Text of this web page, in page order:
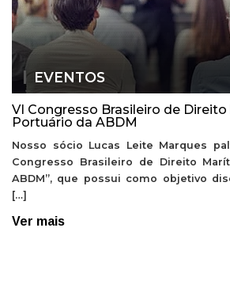
EVENTOS
VI Congresso Brasileiro de
Portuário da ABDM
Nosso sócio Lucas Leite Marques
Congresso Brasileiro de Direito
ABDM”, que possui como objetivo
[…]
Ver mais